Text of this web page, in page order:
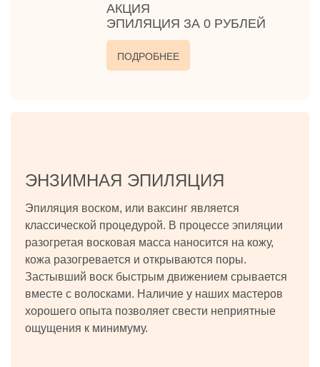
АКЦИЯ
ЭПИЛЯЦИЯ ЗА 0 РУБЛЕЙ
ПОДРОБНЕЕ
ЭНЗИМНАЯ ЭПИЛЯЦИЯ
Эпиляция воском, или ваксинг является
классической процедурой. В процессе эпиляции
разогретая восковая масса наносится на кожу,
кожа разогревается и открываются поры.
Застывший воск быстрым движением срывается
вместе с волосками. Наличие у наших мастеров
хорошего опыта позволяет свести неприятные
ощущения к минимуму.